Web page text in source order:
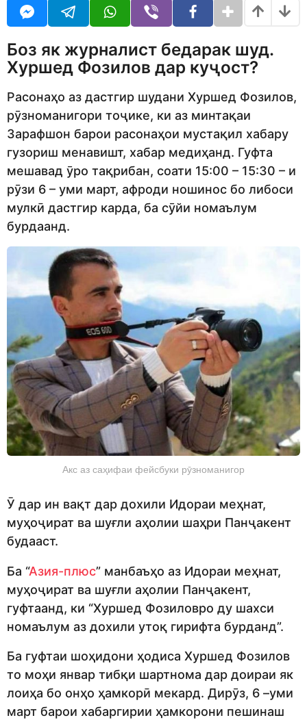
d
o
n
g
Боз як журналист бедарак шуд.
Хуршед Фозилов дар куҷост?
Расонаҳо аз дастгир шудани Хуршед Фозилов,
рӯзноманигори тоҷике, ки аз минтақаи
Зарафшон барои расонаҳои мустақил хабару
гузориш менавишт, хабар медиҳанд. Гуфта
мешавад ӯро тақрибан, соати 15:00 – 15:30 – и
рӯзи 6 – уми март, афроди ношинос бо либоси
мулкӣ дастгир карда, ба сӯйи номаълум
бурдаанд.
Акс аз саҳифаи фейсбуки рӯзноманигор
Ӯ дар ин вақт дар дохили Идораи меҳнат,
муҳоҷират ва шуғли аҳолии шаҳри Панҷакент
будааст.
Ба “Азия-плюс” манбаъҳо аз Идораи меҳнат,
муҳоҷират ва шуғли аҳолии Панҷакент,
гуфтаанд, ки “Хуршед Фозиловро ду шахси
номаълум аз дохили утоқ гирифта бурданд”.
Ба гуфтаи шоҳидони ҳодиса Хуршед Фозилов
то моҳи январ тибқи шартнома дар доираи як
лоиҳа бо онҳо ҳамкорӣ мекард. Дирӯз, 6 –уми
март барои хабаргирии ҳамкорони пешинаш